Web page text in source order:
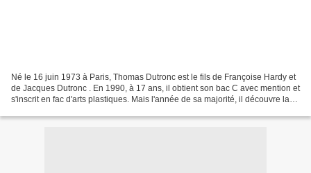
Né le 16 juin 1973 à Paris, Thomas Dutronc est le fils de Françoise Hardy et
de Jacques Dutronc . En 1990, à 17 ans, il obtient son bac C avec mention et
s'inscrit en fac d'arts plastiques. Mais l'année de sa majorité, il découvre la